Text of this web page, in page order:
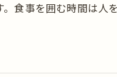
食事を囲む時間は人